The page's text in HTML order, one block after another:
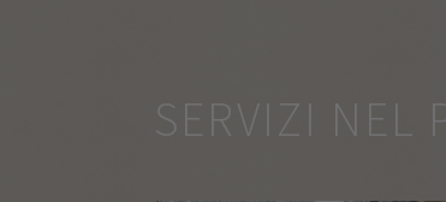
SERVIZI NEL